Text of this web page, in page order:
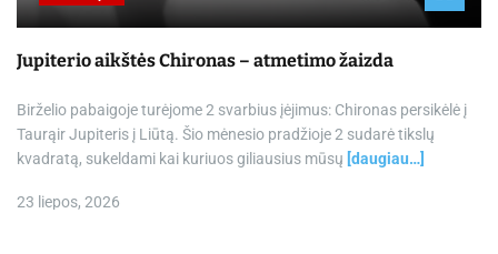
Jupiterio aikštės Chironas – atmetimo žaizda
Birželio pabaigoje turėjome 2 svarbius įėjimus: Chironas persikėlė į
Taurąir Jupiteris į Liūtą. Šio mėnesio pradžioje 2 sudarė tikslų
kvadratą, sukeldami kai kuriuos giliausius mūsų [daugiau…]
23 liepos, 2026